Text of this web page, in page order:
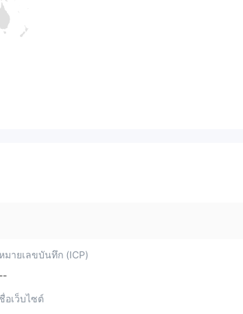
มายเลขบันทึก (ICP)
--
ชื่อเว็บไซต์